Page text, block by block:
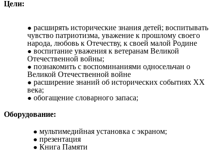
Цели:
расширять исторические знания детей; воспитывать
чувство патриотизма, уважение к прошлому своего
народа, любовь к Отечеству, к своей малой Родине
воспитание уважения к ветеранам Великой
Отечественной войны;
познакомить с воспоминаниями односельчан о
Великой Отечественной войне
расширение знаний об исторических событиях ХХ
века;
обогащение словарного запаса;
Оборудование:
мультимедийная установка с экраном;
презентация
Книга Памяти